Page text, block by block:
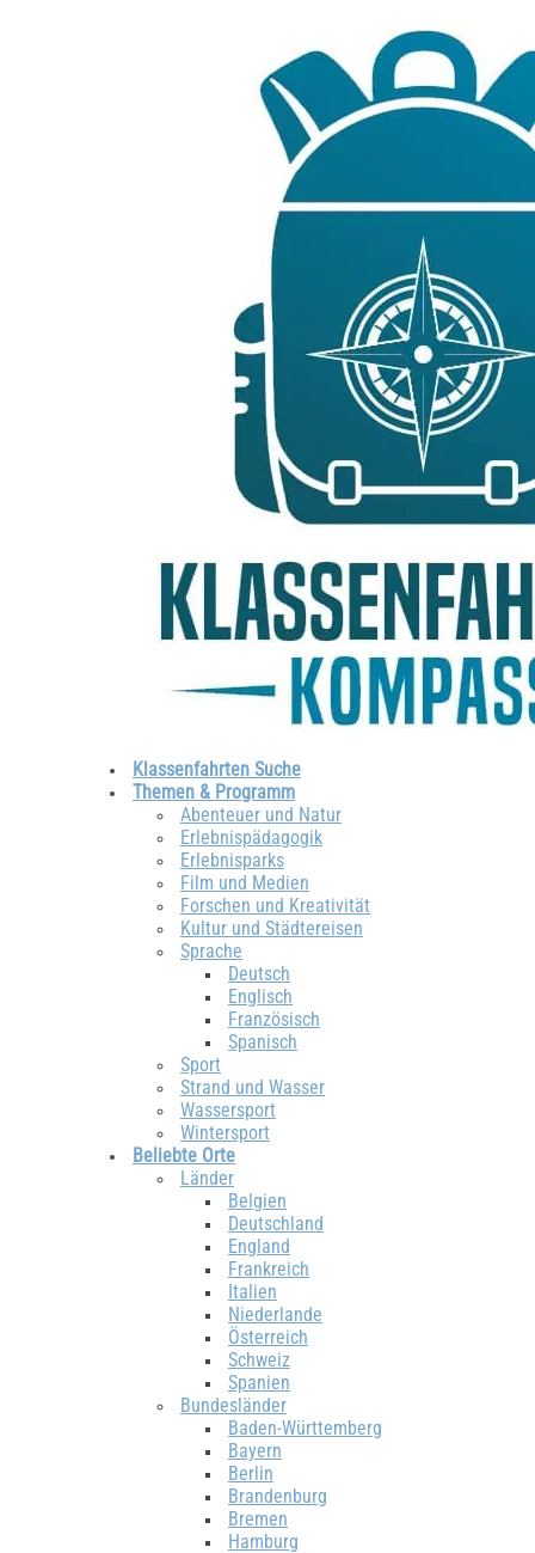
Klassenfahrten Suche
Themen & Programm
Abenteuer und Natur
Erlebnispädagogik
Erlebnisparks
Film und Medien
Forschen und Kreativität
Kultur und Städtereisen
Sprache
Deutsch
Englisch
Französisch
Spanisch
Sport
Strand und Wasser
Wassersport
Wintersport
Beliebte Orte
Länder
Belgien
Deutschland
England
Frankreich
Italien
Niederlande
Österreich
Schweiz
Spanien
Bundesländer
Baden-Württemberg
Bayern
Berlin
Brandenburg
Bremen
Hamburg